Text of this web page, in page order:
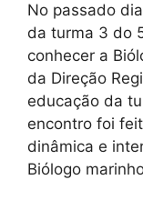
No passado
da turma 3 do
conhecer a
da Direção
educação da
encontro foi
dinâmica e
Biólogo